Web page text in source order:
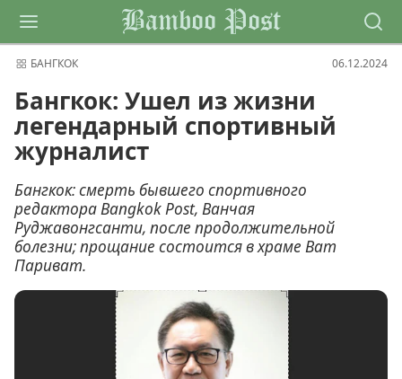
Bamboo Post
БАНГКОК 06.12.2024
Бангкок: Ушел из жизни
легендарный спортивный
журналист
Бангкок: смерть бывшего спортивного
редактора Bangkok Post, Ванчая
Руджавонгсанти, после продолжительной
болезни; прощание состоится в храме Ват
Париват.